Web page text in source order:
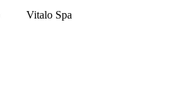
Vitalo Spa